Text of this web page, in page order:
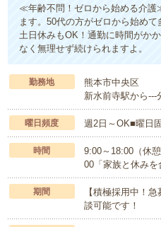
≪年齢不問！ゼロから始める介護
ます。50代の方がゼロから始め
土日休みもOK！通勤に時間がか
なく無理せず続けられますよ。
勤務地
熊本市中央区
新水前寺駅から---
曜日頻度 週2日～OK■曜日
時間
9:00～18:00（休
00「家族と休み
期間
【積極採用中！
談可能です！